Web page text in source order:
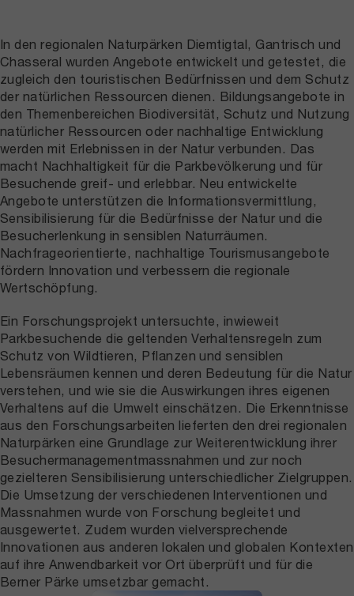
In den regionalen Naturpärken Diemtigtal, Gantrisch und
Chasseral wurden Angebote entwickelt und getestet, die
zugleich den touristischen Bedürfnissen und dem Schutz
der natürlichen Ressourcen dienen. Bildungsangebote in
den Themenbereichen Biodiversität, Schutz und Nutzung
natürlicher Ressourcen oder nachhaltige Entwicklung
werden mit Erlebnissen in der Natur verbunden. Das
macht Nachhaltigkeit für die Parkbevölkerung und für
Besuchende greif- und erlebbar. Neu entwickelte
Angebote unterstützen die Informationsvermittlung,
Sensibilisierung für die Bedürfnisse der Natur und die
Besucherlenkung in sensiblen Naturräumen.
Nachfrageorientierte, nachhaltige Tourismusangebote
fördern Innovation und verbessern die regionale
Wertschöpfung.
Ein Forschungsprojekt untersuchte, inwieweit
Parkbesuchende die geltenden Verhaltensregeln zum
Schutz von Wildtieren, Pflanzen und sensiblen
Lebensräumen kennen und deren Bedeutung für die Natur
verstehen, und wie sie die Auswirkungen ihres eigenen
Verhaltens auf die Umwelt einschätzen. Die Erkenntnisse
aus den Forschungsarbeiten lieferten den drei regionalen
Naturpärken eine Grundlage zur Weiterentwicklung ihrer
Besuchermanagementmassnahmen und zur noch
gezielteren Sensibilisierung unterschiedlicher Zielgruppen.
Die Umsetzung der verschiedenen Interventionen und
Massnahmen wurde von Forschung begleitet und
ausgewertet. Zudem wurden vielversprechende
Innovationen aus anderen lokalen und globalen Kontexten
auf ihre Anwendbarkeit vor Ort überprüft und für die
Berner Pärke umsetzbar gemacht.